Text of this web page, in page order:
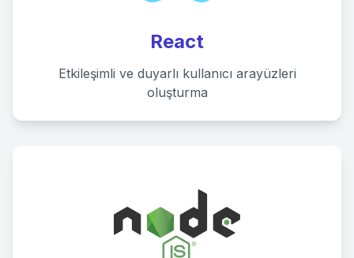
React
Etkileşimli ve duyarlı kullanıcı arayüzleri
oluşturma